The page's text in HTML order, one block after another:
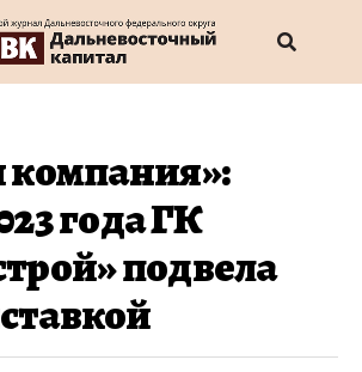
компания»:
года ГК
подвела